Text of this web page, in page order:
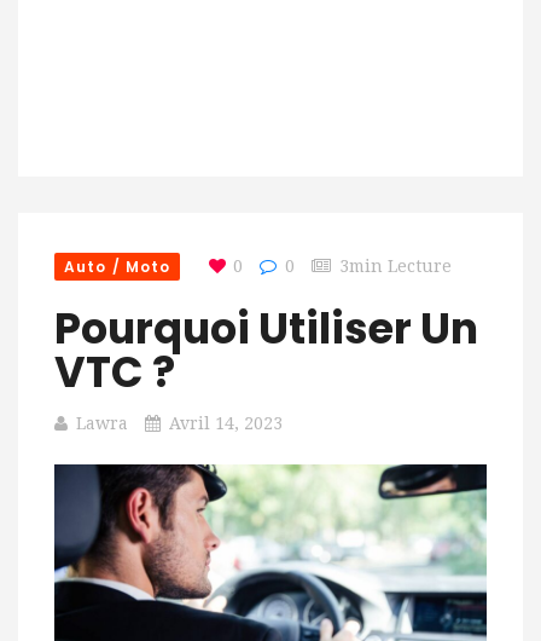
Auto / Moto 0 0 3min Lecture
Pourquoi Utiliser Un
VTC ?
Lawra Avril 14, 2023